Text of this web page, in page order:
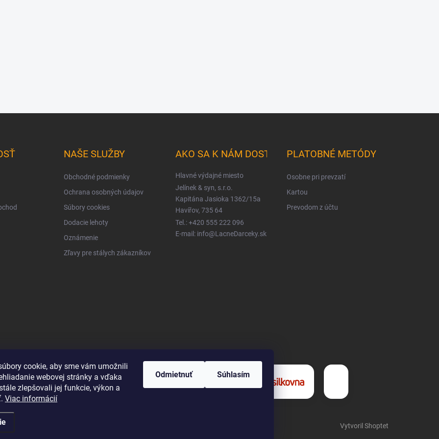
cookie, aby sme vám umožnili
webovej stránky a vďaka
zlepšovali jej funkcie, výkon a
Viac informácií
Odmietnuť Súhlasím
NAŠE SLUŽBY
Obchodné podmienky
Ochrana osobných údajov
Súbory cookies
Dodacie lehoty
Oznámenie
Zľavy pre stálych zákazníkov
AKO SA K NÁM DOSTANETE
Hlavné výdajné miesto
Jelínek & syn, s.r.o.
Kapitána Jasioka 1362/15a
Havířov, 735 64
Tel.: +420 555 222 096
E-mail: info@LacneDarceky.sk
PLATOBNÉ METÓDY
Osobne pri prevzatí
Kartou
Prevodom z účtu
Vytvoril Shoptet